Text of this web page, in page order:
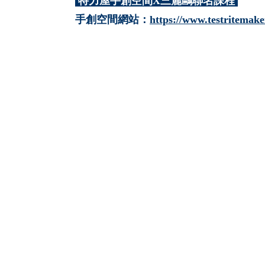
手創空間網站： https://